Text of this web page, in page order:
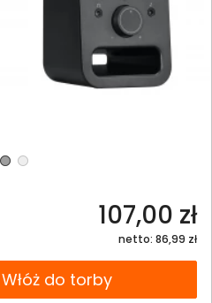
107,00 zł
netto: 86,99 zł
Włóż do torby